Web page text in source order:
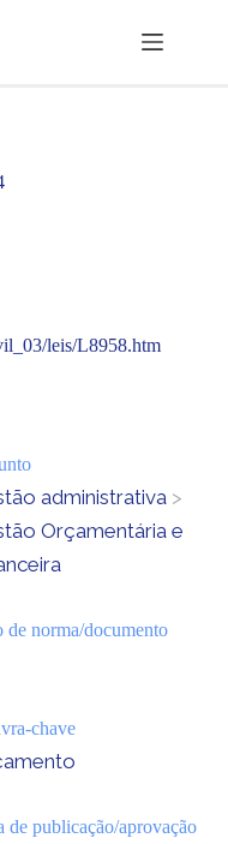
leis/L8958.htm
administrativa >
Orçamentária e
de norma/documento
chave
de publicação/aprovação